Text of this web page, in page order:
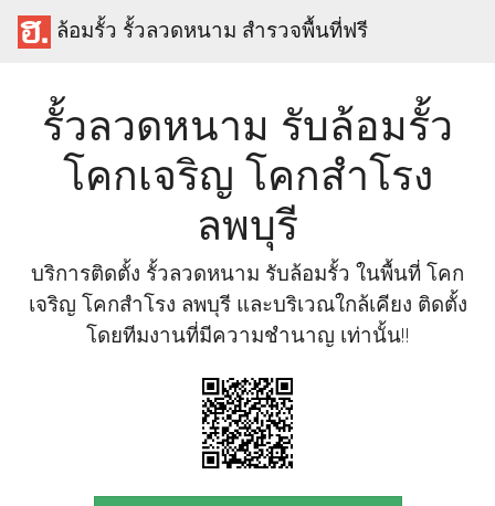
ล้อมรั้ว รั้วลวดหนาม สำรวจพื้นที่ฟรี
รั้วลวดหนาม รับล้อมรั้ว
โคกเจริญ โคกสำโรง
ลพบุรี
บริการติดตั้ง รั้วลวดหนาม รับล้อมรั้ว ในพื้นที่ โคก
เจริญ โคกสำโรง ลพบุรี และบริเวณใกล้เคียง ติดตั้ง
โดยทีมงานที่มีความชำนาญ เท่านั้น!!